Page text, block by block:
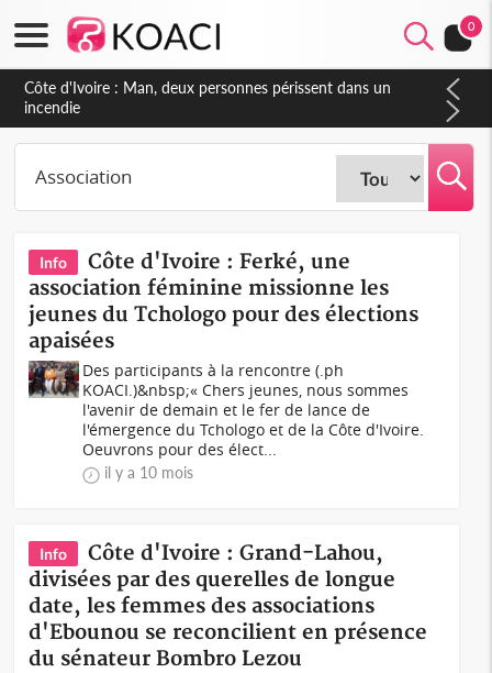
0
Côte d'Ivoire : Séileu, la célébration de la fête nationale
transformée en vaste campagne contre les produits
dépigmentants dangereux
Info
Côte d'Ivoire : Ferké, une
association féminine missionne les
jeunes du Tchologo pour des élections
apaisées
Des participants à la rencontre (.ph
KOACI.)&nbsp;« Chers jeunes, nous sommes
l'avenir de demain et le fer de lance de
l'émergence du Tchologo et de la Côte d'Ivoire.
Oeuvrons pour des élect...
il y a 10 mois
Info
Côte d'Ivoire : Grand-Lahou,
divisées par des querelles de longue
date, les femmes des associations
d'Ebounou se reconcilient en présence
du sénateur Bombro Lezou